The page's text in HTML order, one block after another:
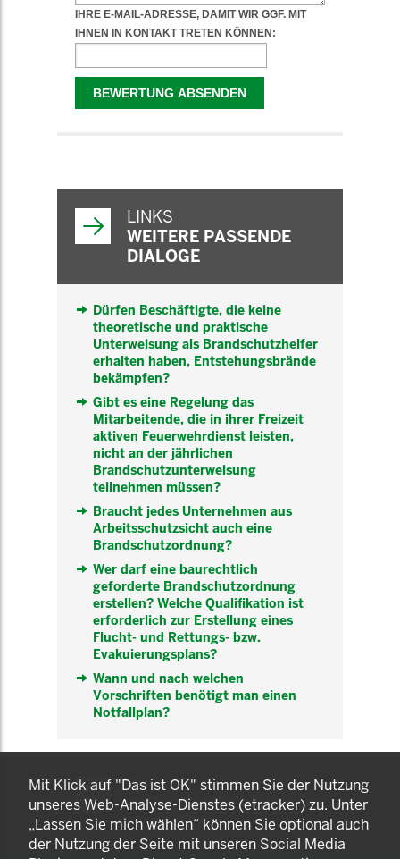
LINKS
WEITERE PASSENDE
DIALOGE
Dürfen Beschäftigte, die keine
theoretische und praktische
Unterweisung als Brandschutzhelfer
erhalten haben, Entstehungsbrände
bekämpfen?
Gibt es eine Regelung das
Mitarbeitende, die in ihrer Freizeit
aktiven Feuerwehrdienst leisten,
nicht an der jährlichen
Brandschutzunterweisung
teilnehmen müssen?
Braucht jedes Unternehmen aus
Arbeitsschutzsicht auch eine
Brandschutzordnung?
Wer darf eine baurechtlich
geforderte Brandschutzordnung
erstellen? Welche Qualifikation ist
erforderlich zur Erstellung eines
Flucht- und Rettungs- bzw.
Evakuierungsplans?
Wann und nach welchen
Vorschriften benötigt man einen
Notfallplan?
KOMNET
GUT BERATEN. GESUND
ARBEITEN.
Mit Klick auf "Das ist OK" stimmen Sie der Nutzung
unseres Web-Analyse-Dienstes (etracker) zu. Unter
„Lassen Sie mich wählen“ können Sie optional auch
der Nutzung der Seite mit unseren Social Media